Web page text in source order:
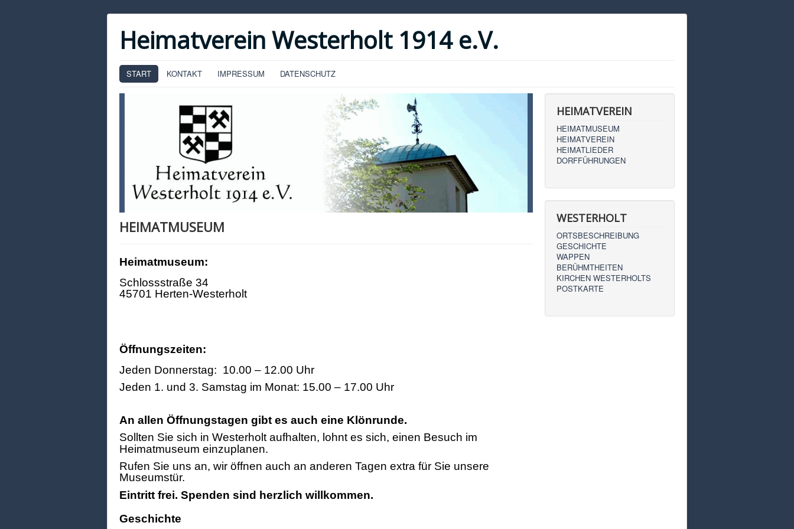
Heimatverein Westerholt 1914 e.V.
START KONTAKT IMPRESSUM DATENSCHUTZ
HEIMATMUSEUM
Heimatmuseum:
Schlossstraße 34
45701 Herten-Westerholt
Öffnungszeiten:
Jeden Donnerstag: 10.00 – 12.00 Uhr
Jeden 1. und 3. Samstag im Monat: 15.00 – 17.00 Uhr
An allen Öffnungstagen gibt es auch eine Klönrunde.
Sollten Sie sich in Westerholt aufhalten, lohnt es sich, einen Besuch im
Heimatmuseum einzuplanen.
Rufen Sie uns an, wir öffnen auch an anderen Tagen extra für Sie unsere
Museumstür.
Eintritt frei. Spenden sind herzlich willkommen.
Geschichte
HEIMATVEREIN
HEIMATMUSEUM
HEIMATVEREIN
HEIMATLIEDER
DORFFÜHRUNGEN
WESTERHOLT
ORTSBESCHREIBUNG
GESCHICHTE
WAPPEN
BERÜHMTHEITEN
KIRCHEN WESTERHOLTS
POSTKARTE